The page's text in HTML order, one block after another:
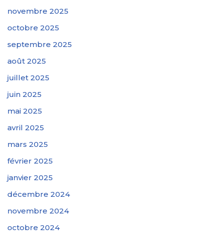
novembre 2025
octobre 2025
septembre 2025
août 2025
juillet 2025
juin 2025
mai 2025
avril 2025
mars 2025
février 2025
janvier 2025
décembre 2024
novembre 2024
octobre 2024